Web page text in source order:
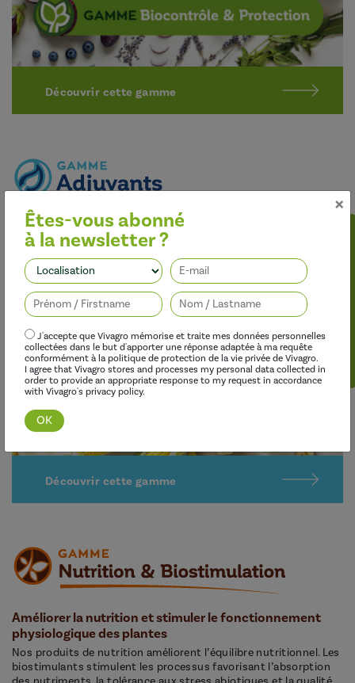
Découvrir cette gamme
Optimiser l’efficacité des traitements
Nos adjuvants permettent d’améliorer l’efficacité des
herbicides, des fongicides, des insecticides et des régulateurs de
croissance, tout en limitant leur impact sur l’environnement.
Découvrir cette gamme
Améliorer la nutrition et stimuler le fonctionnement
physiologique des plantes
Nos produits de nutrition améliorent l’équilibre nutritionnel. Les
biostimulants stimulent les processus favorisant l’absorption
×
Êtes-vous abonné
à la newsletter ?
J'accepte que Vivagro mémorise et traite mes données personnelles
collectées dans le but d'apporter une réponse adaptée à ma requête
conformément à la politique de protection de la vie privée de Vivagro.
I agree that Vivagro stores and processes my personal data collected in
order to provide an appropriate response to my request in accordance
with Vivagro's privacy policy.